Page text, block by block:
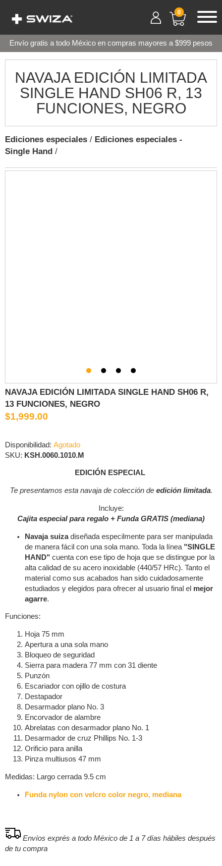
0
Envío gratis a todo México en compras mayores a $999 pesos
NAVAJA EDICIÓN LIMITADA
SINGLE HAND SH06 R, 13
FUNCIONES, NEGRO
Ediciones especiales / Ediciones especiales -
Single Hand /
NAVAJA EDICIÓN LIMITADA SINGLE HAND SH06 R,
13 FUNCIONES, NEGRO
$1,999.00
Disponibilidad: Agotado
SKU: KSH.0060.1010.M
EDICIÓN ESPECIAL
Te presentamos esta navaja de colección de edición limitada.
Incluye:
Cajita especial para regalo + Funda GRATIS (mediana)
Navaja suizadiseñada especilmente para ser manipulada
de manera fácil con una sola mano. Toda la línea "SINGLE
HAND" cuenta con ese tipo de hoja que se distingue por la
alta calidad de su acero inoxidable (440/57 HRc). Tanto el
material como sus acabados han sido cuidadosamente
estudiados y elegidos para ofrecer al usuario final el mejor
agarre.
Funciones:
Hoja 75 mm
Apertura a una sola mano
Bloqueo de seguridad
Sierra para madera 77 mm con 31 diente
Punzón
Escariador con ojillo de costura
Destapador
Desarmador plano No. 3
Encorvador de alambre
Abrelatas con desarmador plano No. 1
Desarmador de cruz Phillips No. 1-3
Orificio para anilla
Pinza multiusos 47 mm
Medidas: Largo cerrada 9.5 cm
Funda nylon con velcro color negro, mediana
Envíos exprés a todo México de 1 a 7 días hábiles después
de tu compra